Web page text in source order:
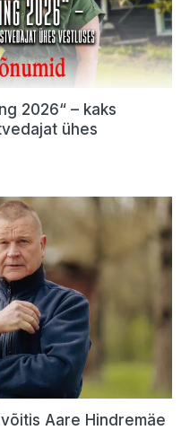
2026“ – kaks
ühes
Aare Hindremäe